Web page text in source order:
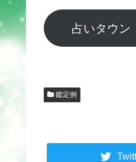
占いタウ
鑑定例